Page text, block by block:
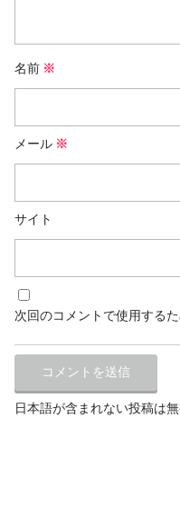
名前 ※
メール ※
サイト
次回のコメントで使用する
日本語が含まれない投稿は